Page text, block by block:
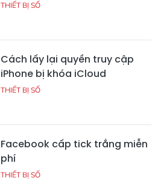
THIẾT BỊ SỐ
Cách lấy lại quyền truy cập
iPhone bị khóa iCloud
THIẾT BỊ SỐ
Facebook cấp tick trắng miễn
phí
THIẾT BỊ SỐ